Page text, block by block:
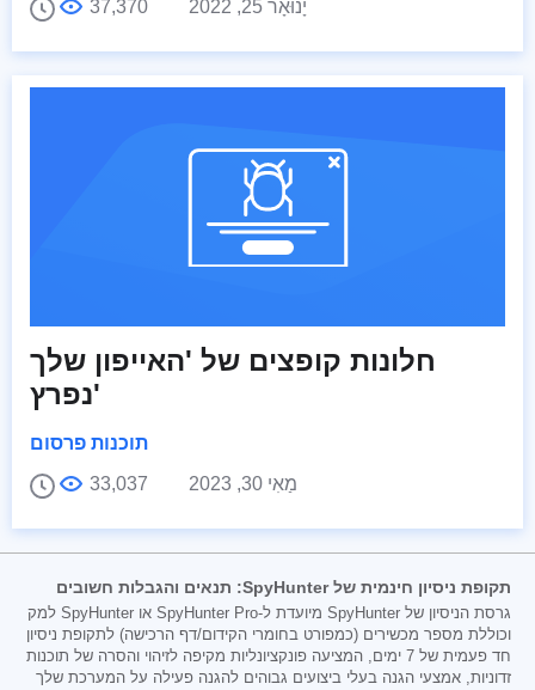
יָנוּאָר 25, 2022
37,370
חלונות קופצים של 'האייפון שלך
נפרץ'
תוכנות פרסום
מַאִי 30, 2023
33,037
תקופת ניסיון חינמית של SpyHunter: תנאים והגבלות חשובים
גרסת הניסיון של SpyHunter מיועדת ל-SpyHunter Pro או SpyHunter למק
וכוללת מספר מכשירים (כמפורט בחומרי הקידום/דף הרכישה) לתקופת ניסיון
חד פעמית של 7 ימים, המציעה פונקציונליות מקיפה לזיהוי והסרה של תוכנות
זדוניות, אמצעי הגנה בעלי ביצועים גבוהים להגנה פעילה על המערכת שלך